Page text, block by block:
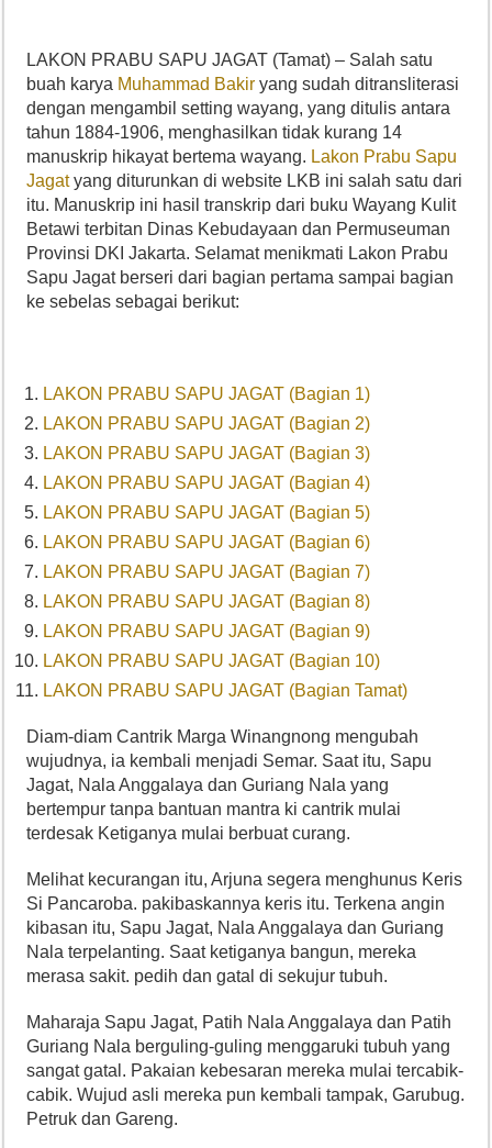
LAKON PRABU SAPU JAGAT (Tamat) – Salah satu
buah karya Muhammad Bakir yang sudah ditransliterasi
dengan mengambil setting wayang, yang ditulis antara
tahun 1884-1906, menghasilkan tidak kurang 14
manuskrip hikayat bertema wayang. Lakon Prabu Sapu
Jagatyang diturunkan di website LKB ini salah satu dari
itu. Manuskrip ini hasil transkrip dari buku Wayang Kulit
Betawi terbitan Dinas Kebudayaan dan Permuseuman
Provinsi DKI Jakarta. Selamat menikmati Lakon Prabu
Sapu Jagat berseri dari bagian pertama sampai bagian
ke sebelas sebagai berikut:
LAKON PRABU SAPU JAGAT (Bagian 1)
LAKON PRABU SAPU JAGAT (Bagian 2)
LAKON PRABU SAPU JAGAT (Bagian 3)
LAKON PRABU SAPU JAGAT (Bagian 4)
LAKON PRABU SAPU JAGAT (Bagian 5)
LAKON PRABU SAPU JAGAT (Bagian 6)
LAKON PRABU SAPU JAGAT (Bagian 7)
LAKON PRABU SAPU JAGAT (Bagian 8)
LAKON PRABU SAPU JAGAT (Bagian 9)
LAKON PRABU SAPU JAGAT (Bagian 10)
LAKON PRABU SAPU JAGAT (Bagian Tamat)
Diam-diam Cantrik Marga Winangnong mengubah
wujudnya, ia kembali menjadi Semar. Saat itu, Sapu
Jagat, Nala Anggalaya dan Guriang Nala yang
bertempur tanpa bantuan mantra ki cantrik mulai
terdesak Ketiganya mulai berbuat curang.
Melihat kecurangan itu, Arjuna segera menghunus Keris
Si Pancaroba. pakibaskannya keris itu. Terkena angin
kibasan itu, Sapu Jagat, Nala Anggalaya dan Guriang
Nala terpelanting. Saat ketiganya bangun, mereka
merasa sakit. pedih dan gatal di sekujur tubuh.
Maharaja Sapu Jagat, Patih Nala Anggalaya dan Patih
Guriang Nala berguling-guling menggaruki tubuh yang
sangat gatal. Pakaian kebesaran mereka mulai tercabik-
cabik. Wujud asli mereka pun kembali tampak, Garubug.
Petruk dan Gareng.